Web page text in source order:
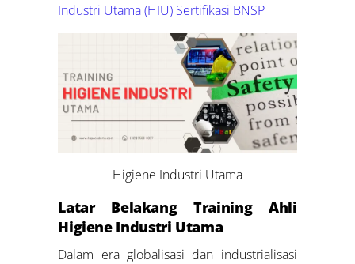
Industri Utama (HIU) Sertifikasi BNSP
Higiene Industri Utama
Latar Belakang Training Ahli
Higiene Industri Utama
Dalam era globalisasi dan industrialisasi